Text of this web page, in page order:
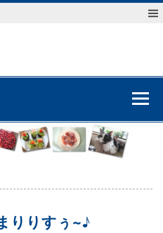
りりすぅ~♪